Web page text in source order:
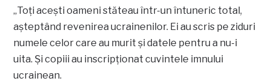
„Toţi aceşti oameni stăteau într-un întuneric total,
aşteptând revenirea ucrainenilor. Ei au scris pe ziduri
numele celor care au murit şi datele pentru a nu-i
uita. Şi copiii au inscripţionat cuvintele imnului
ucrainean.